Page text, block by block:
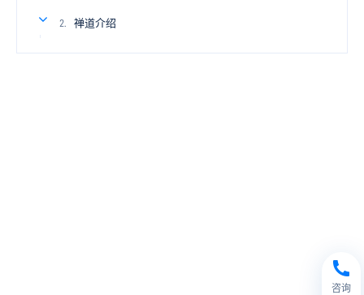
2. 禅道介绍
咨询